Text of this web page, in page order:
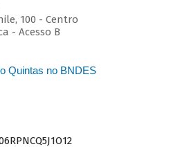
100 - Centro
- Acesso B
Quintas no BNDES